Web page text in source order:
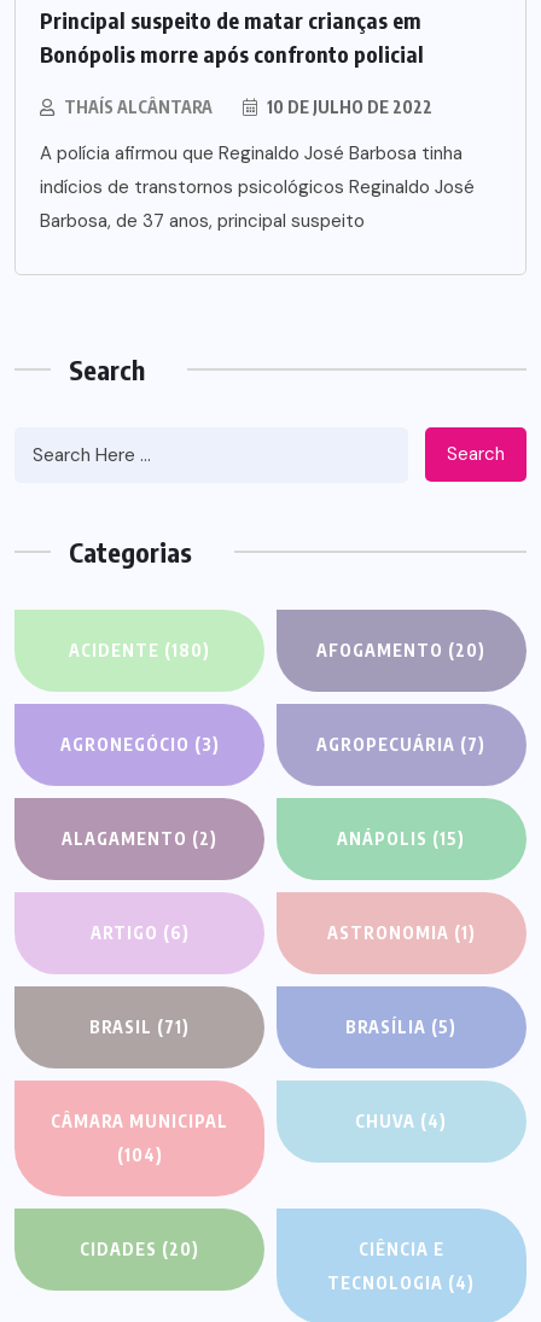
Principal suspeito de matar crianças em
Bonópolis morre após confronto policial
THAÍS ALCÂNTARA 10 DE JULHO DE 2022
A polícia afirmou que Reginaldo José Barbosa tinha
indícios de transtornos psicológicos Reginaldo José
Barbosa, de 37 anos, principal suspeito
Search
Search
Categorias
ACIDENTE (180) AFOGAMENTO (20)
AGRONEGÓCIO (3) AGROPECUÁRIA (7)
ALAGAMENTO (2) ANÁPOLIS (15)
ARTIGO (6) ASTRONOMIA (1)
BRASIL (71) BRASÍLIA (5)
CÂMARA MUNICIPAL
(104)
CHUVA (4)
CIDADES (20)
CIÊNCIA E
TECNOLOGIA (4)